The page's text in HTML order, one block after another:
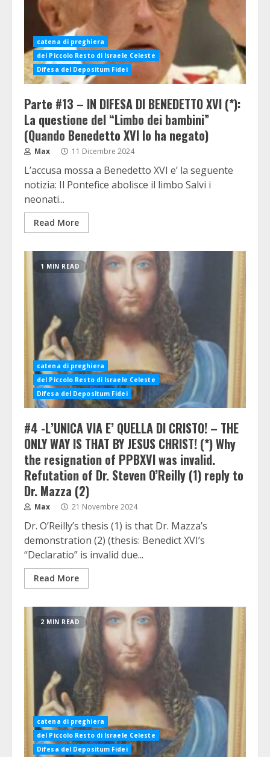
catena di preghiera
del Piccolo Resto di Israele Celeste
Difesa del Depositum Fidei
Parte #13 – IN DIFESA DI BENEDETTO XVI (*):
La questione del “Limbo dei bambini”
(Quando Benedetto XVI lo ha negato)
Max 11 Dicembre 2024
L’accusa mossa a Benedetto XVI e’ la seguente
notizia: Il Pontefice abolisce il limbo Salvi i
neonati...
Read More
1 MIN READ
catena di preghiera
del Piccolo Resto di Israele Celeste
Difesa del Depositum Fidei
#4 -L’UNICA VIA E’ QUELLA DI CRISTO! – THE
ONLY WAY IS THAT BY JESUS CHRIST! (*) Why
the resignation of PPBXVI was invalid.
Refutation of Dr. Steven O’Reilly (1) reply to
Dr. Mazza (2)
Max 21 Novembre 2024
Dr. O’Reilly’s thesis (1) is that Dr. Mazza’s
demonstration (2) (thesis: Benedict XVI’s
“Declaratio” is invalid due...
Read More
2 MIN READ
catena di preghiera
del Piccolo Resto di Israele Celeste
Difesa del Depositum Fidei